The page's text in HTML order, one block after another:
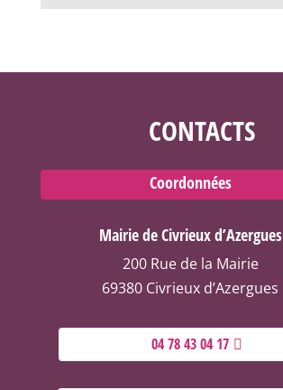
CONTACTS
Coordonnées
Mairie de Civrieux d’Azergues
200 Rue de la Mairie
69380 Civrieux d’Azergues
04 78 43 04 17